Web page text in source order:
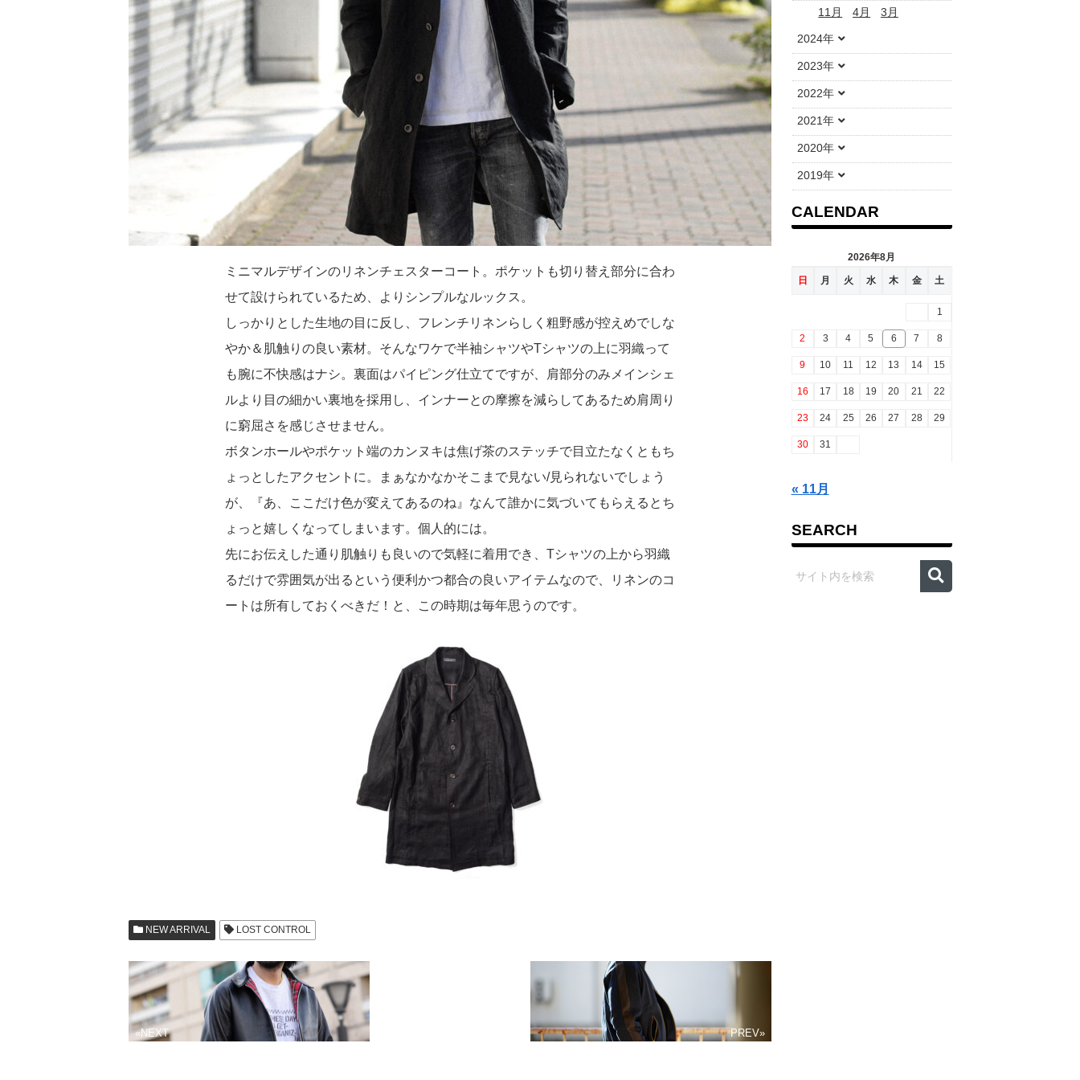
ミニマルデザインのリネンチェスターコート。ポケットも切り替え部分に合わ
せて設けられているため、よりシンプルなルックス。
しっかりとした生地の目に反し、フレンチリネンらしく粗野感が控えめでしな
やか＆肌触りの良い素材。そんなワケで半袖シャツやTシャツの上に羽織って
も腕に不快感はナシ。裏面はパイピング仕立てですが、肩部分のみメインシェ
ルより目の細かい裏地を採用し、インナーとの摩擦を減らしてあるため肩周り
に窮屈さを感じさせません。
ボタンホールやポケット端のカンヌキは焦げ茶のステッチで目立たなくともち
ょっとしたアクセントに。まぁなかなかそこまで見ない/見られないでしょう
が、『あ、ここだけ色が変えてあるのね』なんて誰かに気づいてもらえるとち
ょっと嬉しくなってしまいます。個人的には。
先にお伝えした通り肌触りも良いので気軽に着用でき、Tシャツの上から羽織
るだけで雰囲気が出るという便利かつ都合の良いアイテムなので、リネンのコ
ートは所有しておくべきだ！と、この時期は毎年思うのです。
NEW ARRIVAL LOST CONTROL
«NEXT PREV»
11月 4月 3月
2024年
2023年
2022年
2021年
2020年
2019年
CALENDAR
2026年8月
日 月 火 水 木 金 土
1
2 3 4 5 6 7 8
9 10 11 12 13 14 15
16 17 18 19 20 21 22
23 24 25 26 27 28 29
30 31
« 11月
SEARCH